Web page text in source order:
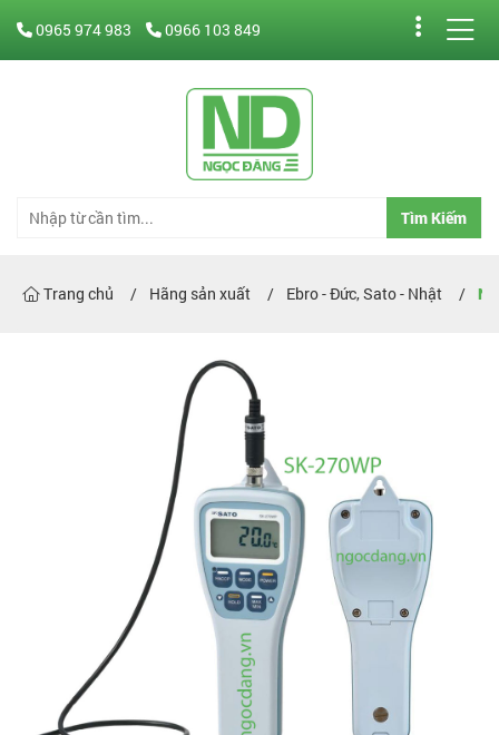
0965 974 983 0966 103 849
Tìm Kiếm
Trang chủ Hãng sản xuất Ebro - Đức, Sato - Nhật